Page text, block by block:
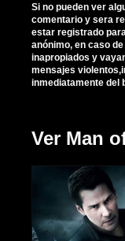
Si no pueden ver
comentario y sera
estar registrado
anónimo, en caso
inapropiados y
mensajes
inmediatamente del
Ver Man